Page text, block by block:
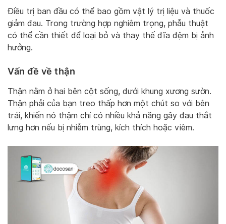
Điều trị ban đầu có thể bao gồm vật lý trị liệu và thuốc
giảm đau. Trong trường hợp nghiêm trọng, phẫu thuật
có thể cần thiết để loại bỏ và thay thế đĩa đệm bị ảnh
hưởng.
Vấn đề về thận
Thận nằm ở hai bên cột sống, dưới khung xương sườn.
Thận phải của bạn treo thấp hơn một chút so với bên
trái, khiến nó thậm chí có nhiều khả năng gây đau thắt
lưng hơn nếu bị nhiễm trùng, kích thích hoặc viêm.